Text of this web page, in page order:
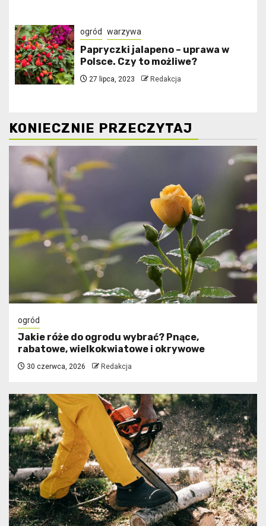
ogród warzywa
Papryczki jalapeno – uprawa w
Polsce. Czy to możliwe?
27 lipca, 2023 Redakcja
KONIECZNIE PRZECZYTAJ
ogród
Jakie róże do ogrodu wybrać? Pnące,
rabatowe, wielkokwiatowe i okrywowe
30 czerwca, 2026 Redakcja